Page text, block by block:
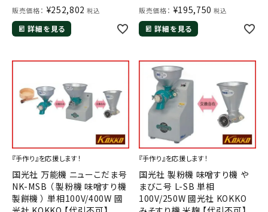
販売価格： ¥252,802 税込
詳細を見る
販売価格： ¥195,750 税込
詳細を見る
『手作り』を応援します！
国光社 万能機 ニューこだま号
NK-MSB （ 製粉機 味噌すり機
製餅機 ） 単相100V/400W 國
『手作り』を応援します！
国光社 製粉機 味噌すり機 や
まびこ号 L-SB 単相
100V/250W 國光社 KOKKO